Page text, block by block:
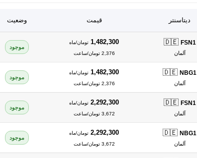
دیتاسنتر قیمت وضعیت
🇩🇪 FSN1
آلمان
1,482,300 تومان/ماه
2,376 تومان/ساعت
موجود
🇩🇪 NBG1
آلمان
1,482,300 تومان/ماه
2,376 تومان/ساعت
موجود
🇩🇪 FSN1
آلمان
2,292,300 تومان/ماه
3,672 تومان/ساعت
موجود
🇩🇪 NBG1
آلمان
2,292,300 تومان/ماه
3,672 تومان/ساعت
موجود